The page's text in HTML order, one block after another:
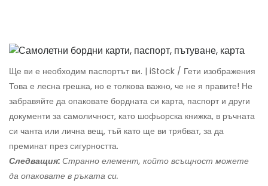
Ще ви е необходим паспортът ви. | iStock / Гети изображения
Това е лесна грешка, но е толкова важно, че не я правите! Не
забравяйте да опаковате бордната си карта, паспорт и други
документи за самоличност, като шофьорска книжка, в ръчната
си чанта или лична вещ, тъй като ще ви трябват, за да
преминат през сигурността.
Следващия: Странно елемент, който всъщност можете
да опаковате в ръката си.